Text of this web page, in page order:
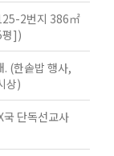
2번지 386㎡
])
. (한솥밥 행사,
상)
단독선교사